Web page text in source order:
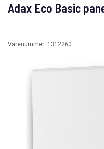
Adax Eco Basic
Varenummer: 1312260